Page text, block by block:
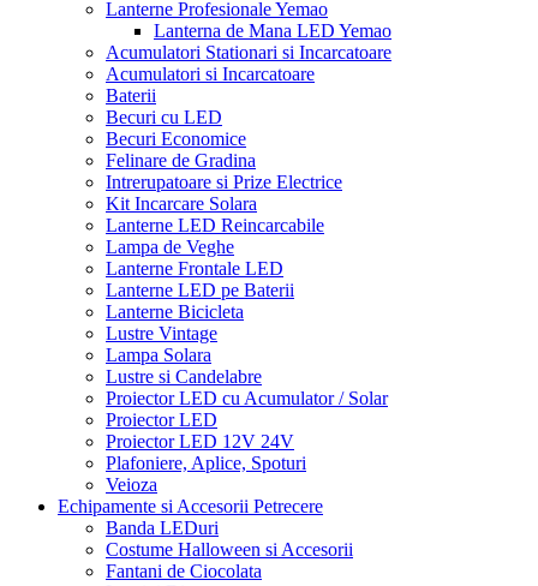
Lanterne Profesionale Yemao
Lanterna de Mana LED Yemao
Acumulatori Stationari si Incarcatoare
Acumulatori si Incarcatoare
Baterii
Becuri cu LED
Becuri Economice
Felinare de Gradina
Intrerupatoare si Prize Electrice
Kit Incarcare Solara
Lanterne LED Reincarcabile
Lampa de Veghe
Lanterne Frontale LED
Lanterne LED pe Baterii
Lanterne Bicicleta
Lustre Vintage
Lampa Solara
Lustre si Candelabre
Proiector LED cu Acumulator / Solar
Proiector LED
Proiector LED 12V 24V
Plafoniere, Aplice, Spoturi
Veioza
Echipamente si Accesorii Petrecere
Banda LEDuri
Costume Halloween si Accesorii
Fantani de Ciocolata